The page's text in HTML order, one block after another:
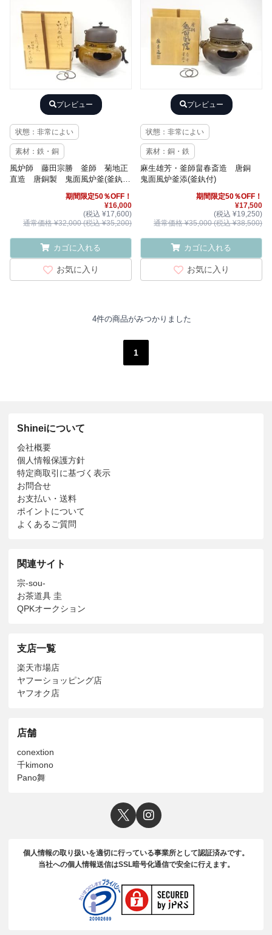
プレビュー
状態：非常によい
素材：鉄・銅
風炉師 藤田宗勝 釜師 菊地正
直造 唐銅製 鬼面風炉釜(釜釻
期間限定50％OFF！
¥16,000
(税込 ¥17,600)
通常価格 ¥32,000 (税込 ¥35,200)
カゴに入れる
お気に入り
プレビュー
状態：非常によい
素材：銅・鉄
麻生雄芳・釜師畠春斎造 唐銅
鬼面風炉釜添(釜釻付)
期間限定50％OFF！
¥17,500
(税込 ¥19,250)
通常価格 ¥35,000 (税込 ¥38,500)
カゴに入れる
お気に入り
4件の商品がみつかりました
1
Shineiについて
会社概要
個人情報保護方針
特定商取引に基づく表示
お問合せ
お支払い・送料
ポイントについて
よくあるご質問
関連サイト
宗-sou-
お茶道具 圭
QPKオークション
支店一覧
楽天市場店
ヤフーショッピング店
ヤフオク店
店舗
conextion
千kimono
Pano舞
個人情報の取り扱いを適切に行っている事業所として認証済みです。
当社への個人情報送信はSSL暗号化通信で安全に行えます。